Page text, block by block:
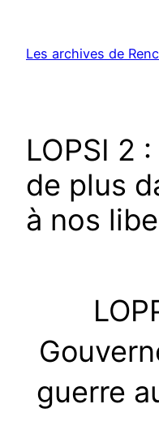
contenu
Les archives de
LOPSI 2
de plus
à nos
guerre